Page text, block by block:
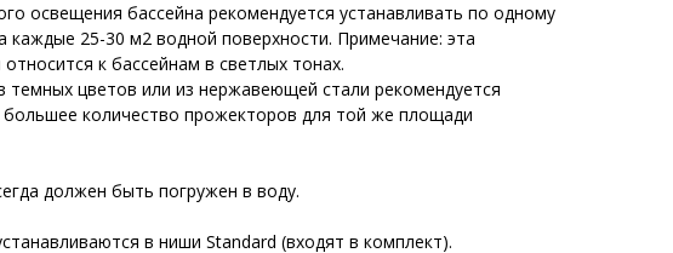
освещения бассейна рекомендуется устанавливать по одному
каждые 25-30 м2 водной поверхности. Примечание: эта
к бассейнам в светлых тонах.
темных цветов или из нержавеющей стали рекомендуется
большее количество прожекторов для той же площади
должен быть погружен в воду.
в ниши Standard (входят в комплект).